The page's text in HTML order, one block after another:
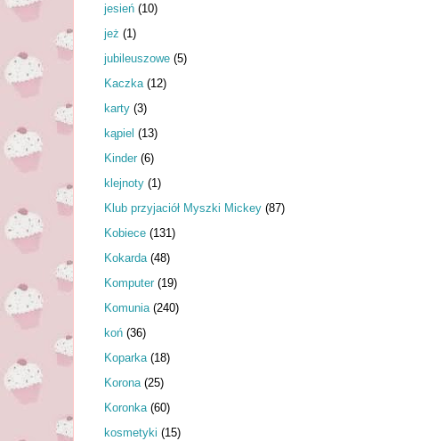
jesień (10)
jeż (1)
jubileuszowe (5)
Kaczka (12)
karty (3)
kąpiel (13)
Kinder (6)
klejnoty (1)
Klub przyjaciół Myszki Mickey (87)
Kobiece (131)
Kokarda (48)
Komputer (19)
Komunia (240)
koń (36)
Koparka (18)
Korona (25)
Koronka (60)
kosmetyki (15)